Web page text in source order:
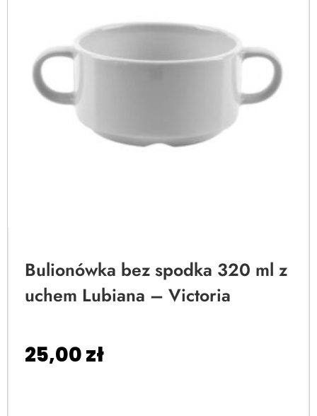
Bulionówka bez spodka 320 ml z
uchem Lubiana – Victoria
25,00zł